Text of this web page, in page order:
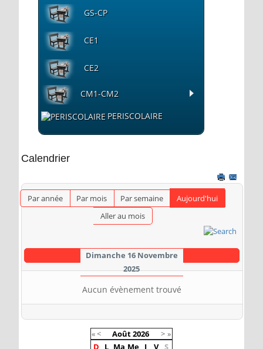
GS-CP
CE1
CE2
CM1-CM2
PERISCOLAIRE
Calendrier
Par année Par mois Par semaine
Aujourd'hui
Aller au mois
Dimanche 16 Novembre
2025
Aucun évènement trouvé
«< Août2026 > »
D
L Ma Me J V S